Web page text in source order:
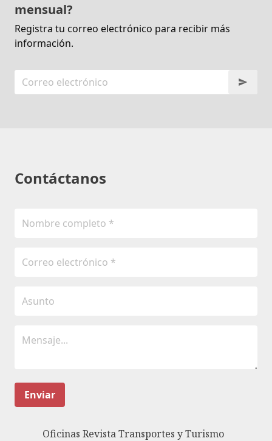
mensual?
Registra tu correo electrónico para recibir más
información.
Contáctanos
Enviar
Oficinas Revista Transportes y Turismo